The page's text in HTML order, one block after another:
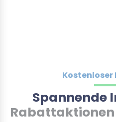
Spannende
Rabattaktionen